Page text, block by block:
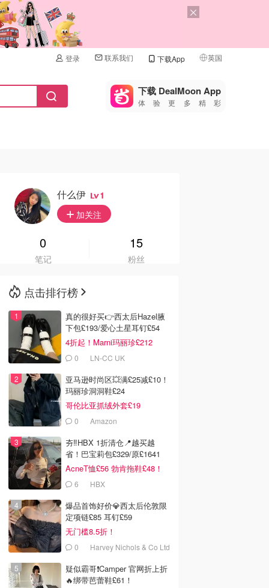
登录 联系我们 下载App 英国
🇺🇸
🇨🇳 中国
🇦🇺
下载 DealMoon App
体验更多精彩
什么伊 1
加关注
0
笔记
15
粉丝
点击排行榜
真的很好买👉西太后Hazel腋
下包£193/爱心土星耳钉£54
4折起！Marni玛丽珍£212
0 LN-CC UK
亚马逊时尚区💥满£25减£10！
玛丽珍洞洞鞋£24
哥伦比亚抓绒外套£19
0 Amazon
夯‼️HBX 1折清仓📍越买越
省！巴宝莉包£329/原£1641
AcneT恤£56 勃肯拖鞋£48！
6 HBX
爆品首饰好价💎西太后伦敦限
定项链£85 耳钉£59
无门槛8.5折！
0 Harvey Nichols & Co Ltd
疑似霸哥❗️Camper 官网折上折
🔥绑带芭蕾鞋£61！